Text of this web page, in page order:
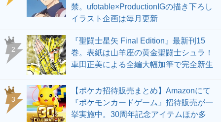
禁。ufotable×ProductionIGの描き下ろし
イラスト企画は毎月更新
2
『聖闘士星矢 Final Edition』最新刊15
巻。表紙は山羊座の黄金聖闘士シュラ！
車田正美による全編大幅加筆で完全新生
3
【ポケカ招待販売まとめ】Amazonにて
『ポケモンカードゲーム』招待販売が一
挙実施中。30周年記念アイテムほか多